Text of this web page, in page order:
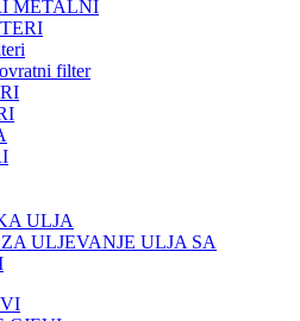
METALNI
filter
ULJA
ULJEVANJE ULJA SA